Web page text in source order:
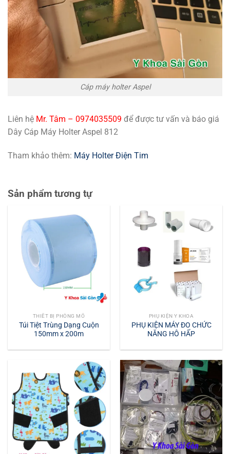
Cáp máy holter Aspel
Liên hệ Mr. Tâm – 0974035509 để được tư vấn và báo giá
Dây Cáp Máy Holter Aspel 812
Tham khảo thêm: Máy Holter Điện Tim
Sản phẩm tương tự
THIẾT BỊ PHÒNG MỔ
Túi Tiệt Trùng Dạng Cuộn
150mm x 200m
PHỤ KIỆN Y KHOA
PHỤ KIỆN MÁY ĐO CHỨC
NĂNG HÔ HẤP